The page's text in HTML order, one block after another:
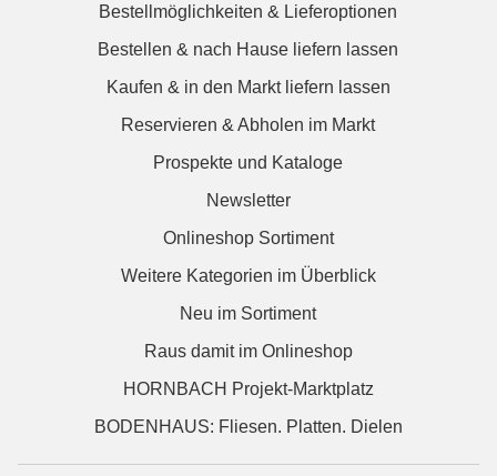
Bestellmöglichkeiten & Lieferoptionen
Bestellen & nach Hause liefern lassen
Kaufen & in den Markt liefern lassen
Reservieren & Abholen im Markt
Prospekte und Kataloge
Newsletter
Onlineshop Sortiment
Weitere Kategorien im Überblick
Neu im Sortiment
Raus damit im Onlineshop
HORNBACH Projekt-Marktplatz
BODENHAUS: Fliesen. Platten. Dielen